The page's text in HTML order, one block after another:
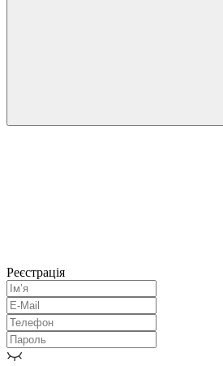
Реєстрація